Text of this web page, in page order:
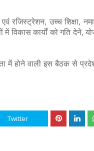
रजिस्ट्रेशन, उच्च शिक्षा,
में विकास कार्यों को गति
में होने वाली इस बैठक से
Twitter